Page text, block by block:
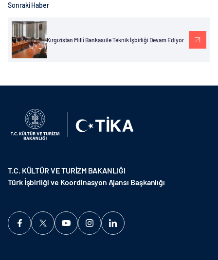
Sonraki Haber
Kırgızistan Millî Bankası ile Teknik İşbirliği Devam Ediyor
T.C. KÜLTÜR VE TURİZM BAKANLIĞI
Türk İşbirliği ve Koordinasyon Ajansı Başkanlığı